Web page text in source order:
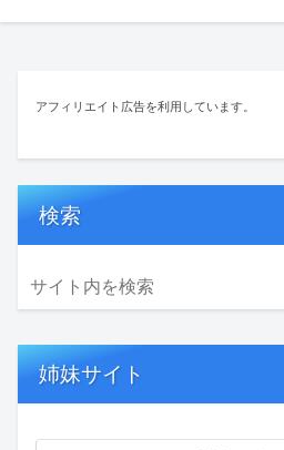
アフィリエイト広告を利用しています。
検索
姉妹サイト